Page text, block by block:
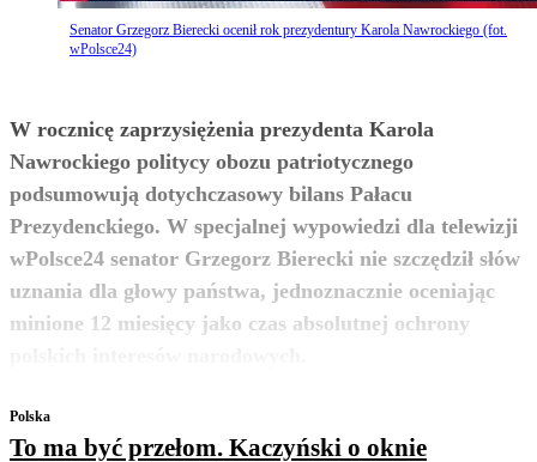
Senator Grzegorz Bierecki ocenił rok prezydentury Karola Nawrockiego (fot.
wPolsce24)
W rocznicę zaprzysiężenia prezydenta Karola
Nawrockiego politycy obozu patriotycznego
podsumowują dotychczasowy bilans Pałacu
Prezydenckiego. W specjalnej wypowiedzi dla telewizji
wPolsce24 senator Grzegorz Bierecki nie szczędził słów
uznania dla głowy państwa, jednoznacznie oceniając
minione 12 miesięcy jako czas absolutnej ochrony
zobacz więcej
Polska
To ma być przełom. Kaczyński o oknie